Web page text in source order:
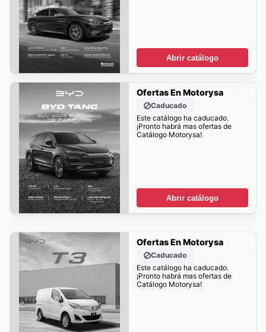
Abrir catálogo
Ofertas En Motorysa
Caducado
Este catálogo ha caducado.
¡Pronto habrá mas ofertas de
Catálogo Motorysa!
Abrir catálogo
Ofertas En Motorysa
Caducado
Este catálogo ha caducado.
¡Pronto habrá mas ofertas de
Catálogo Motorysa!